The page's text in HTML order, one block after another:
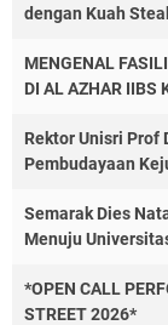
dengan Kuah
MENGENAL
DI AL AZHAR IIBS
Rektor Unisri Prof
Pembudayaan
Semarak Dies
Menuju
*OPEN CALL
STREET 2026*